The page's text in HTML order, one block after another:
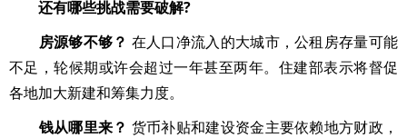
还有哪些挑战需要破解?
房源够不够？ 在人口净流入的大城市，公租房存量可能
不足，轮候期或许会超过一年甚至两年。住建部表示将督促
各地加大新建和筹集力度。
钱从哪里来？ 货币补贴和建设资金主要依赖地方财政，